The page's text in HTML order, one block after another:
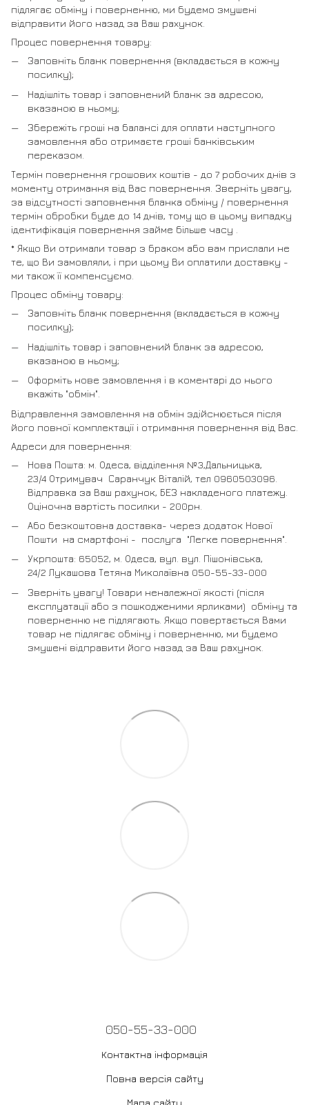
підлягає обміну і поверненню, ми будемо змушені
відправити його назад за Ваш рахунок.
Процес повернення товару:
Заповніть бланк повернення (вкладається в кожну
посилку);
Надішліть товар і заповнений бланк за адресою,
вказаною в ньому;
Збережіть гроші на балансі для оплати наступного
замовлення або отримаєте гроші банківським
переказом.
Термін повернення грошових коштів - до 7 робочих днів з
моменту отримання від Вас повернення. Зверніть увагу,
за відсутності заповнення бланка обміну / повернення
термін обробки буде до 14 днів, тому що в цьому випадку
ідентифікація повернення займе більше часу .
* Якщо Ви отримали товар з браком або вам прислали не
те, що Ви замовляли, і при цьому Ви оплатили доставку -
ми також її компенсуємо.
Процес обміну товару:
Заповніть бланк повернення (вкладається в кожну
посилку);
Надішліть товар і заповнений бланк за адресою,
вказаною в ньому;
Оформіть нове замовлення і в коментарі до нього
вкажіть "обмін".
Відправлення замовлення на обмін здійснюється після
його повної комплектації і отримання повернення від Вас.
Адреси для повернення:
Нова Пошта: м. Одеса, відділення №3,Дальницька,
23/4 Отримувач Саранчук Віталій, тел 0960503096.
Відправка за Ваш рахунок, БЕЗ накладеного платежу.
Оціночна вартість посилки - 200рн.
Або безкоштовна доставка- через додаток Нової
Пошти на смартфоні - послуга "Легке повернення".
Укрпошта: 65052, м. Одеса, вул. вул. Пішонівська,
24/2 Лукашова Тетяна Миколаївна 050-55-33-000
Зверніть увагу! Товари неналежної якості (після
експлуатації або з пошкодженими ярликами) обміну та
поверненню не підлягають. Якщо повертається Вами
товар не підлягає обміну і поверненню, ми будемо
змушені відправити його назад за Ваш рахунок.
050-55-33-000
Контактна інформація
Повна версія сайту